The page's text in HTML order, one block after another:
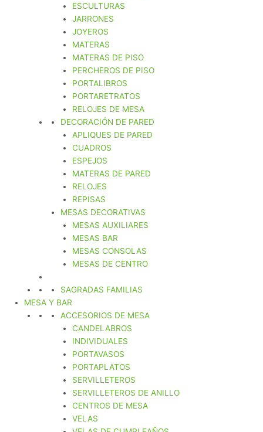
ESCULTURAS
JARRONES
JOYEROS
MATERAS
MATERAS DE PISO
PERCHEROS DE PISO
PORTALIBROS
PORTARETRATOS
RELOJES DE MESA
DECORACIÓN DE PARED
APLIQUES DE PARED
CUADROS
ESPEJOS
MATERAS DE PARED
RELOJES
REPISAS
MESAS DECORATIVAS
MESAS AUXILIARES
MESAS BAR
MESAS CONSOLAS
MESAS DE CENTRO
SAGRADAS FAMILIAS
MESA Y BAR
ACCESORIOS DE MESA
CANDELABROS
INDIVIDUALES
PORTAVASOS
PORTAPLATOS
SERVILLETEROS
SERVILLETEROS DE ANILLO
CENTROS DE MESA
VELAS